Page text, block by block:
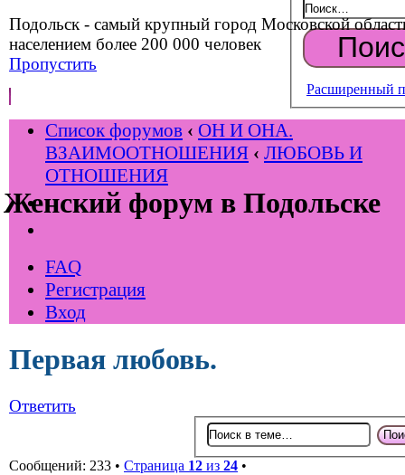
Подольск - самый крупный город Московской
населением более 200 000 человек
Пропустить
Женский форум в Подольске
Расширенный
Список форумов ‹ ОН И ОНА.
ВЗАИМООТНОШЕНИЯ ‹ ЛЮБОВЬ И
ОТНОШЕНИЯ
FAQ
Регистрация
Вход
Первая любовь.
Ответить
Сообщений: 233 • Страница 12 из 24 •